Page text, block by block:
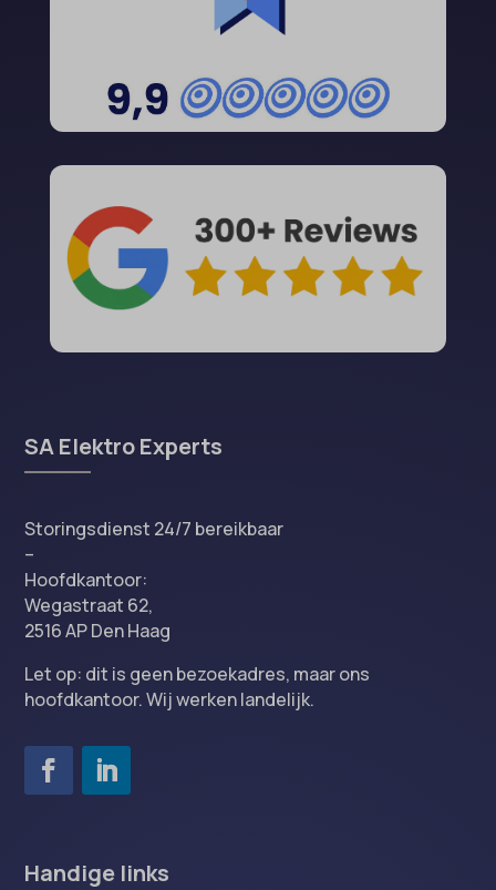
SA Elektro Experts
Storingsdienst 24/7 bereikbaar
–
Hoofdkantoor:
Wegastraat 62,
2516 AP Den Haag
Let op: dit is geen bezoekadres, maar ons
hoofdkantoor. Wij werken landelijk.
Handige links